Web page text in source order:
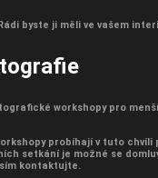
byste ji měli ve vašem
workshopy pro
probíhají v tuto chvíli
setkání je možné se
kontaktujte.